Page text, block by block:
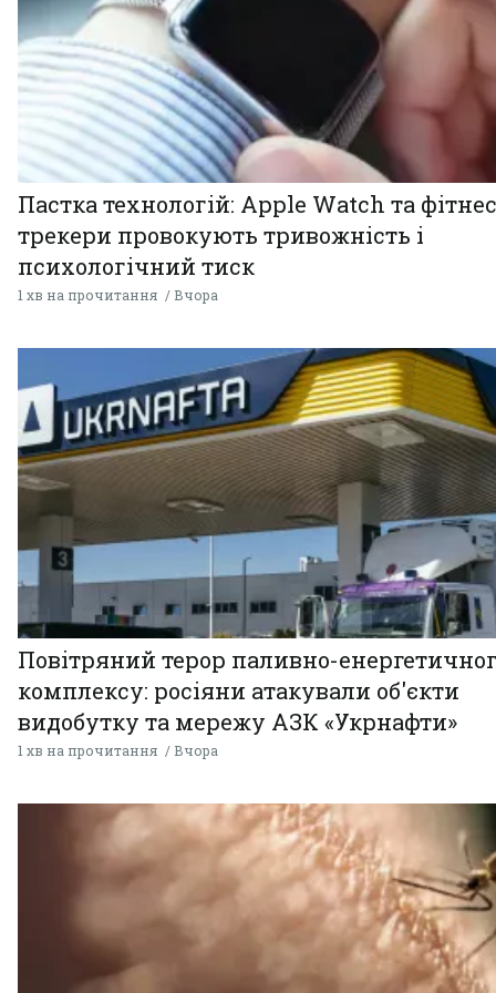
Пастка технологій: Apple Watch та
трекери провокують тривожність і
психологічний тиск
1 хв на прочитання Вчора
Повітряний терор паливно-
комплексу: росіяни атакували об'єкти
видобутку та мережу АЗК «Укрнафти»
1 хв на прочитання Вчора